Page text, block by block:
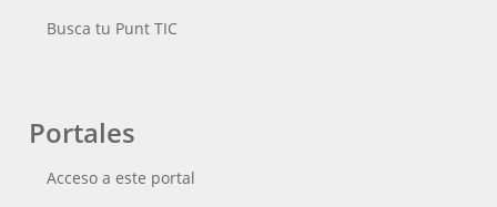
Busca tu Punt TIC
Portales
Acceso a este portal